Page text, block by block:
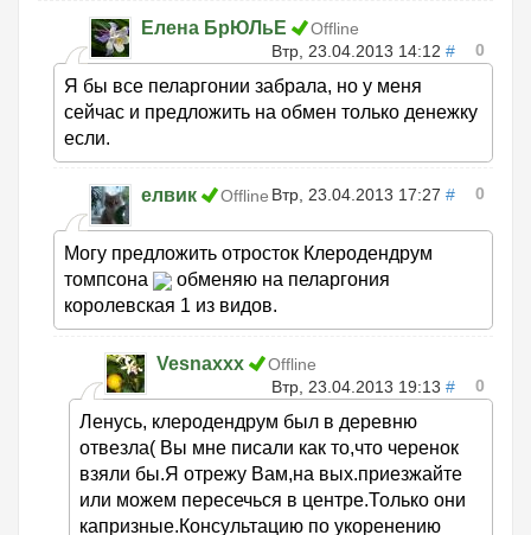
Елена БрЮЛьЕ
Offline
Втр, 23.04.2013 14:12 # 0
Я бы все пеларгонии забрала, но у меня
сейчас и предложить на обмен только денежку
если.
елвик Offline Втр, 23.04.2013 17:27 # 0
Могу предложить отросток Клеродендрум
томпсона
обменяю на пеларгония
королевская 1 из видов.
Vesnaxxx
Offline
Втр, 23.04.2013 19:13 # 0
Ленусь, клеродендрум был в деревню
отвезла( Вы мне писали как то,что черенок
взяли бы.Я отрежу Вам,на вых.приезжайте
или можем пересечься в центре.Только они
капризные.Консультацию по укоренению